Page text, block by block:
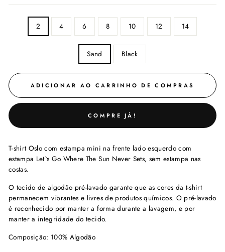
2 4 6 8 10 12 14
Sand Black
ADICIONAR AO CARRINHO DE COMPRAS
COMPRE JÁ!
T-shirt Oslo com estampa mini na frente lado esquerdo com
estampa Let`s Go Where The Sun Never Sets, sem estampa nas
costas.
O tecido de algodão pré-lavado garante que as cores da t-shirt
permanecem vibrantes e livres de produtos químicos. O pré-lavado
é reconhecido por manter a forma durante a lavagem, e por
manter a integridade do tecido.
Composição: 100% Algodão